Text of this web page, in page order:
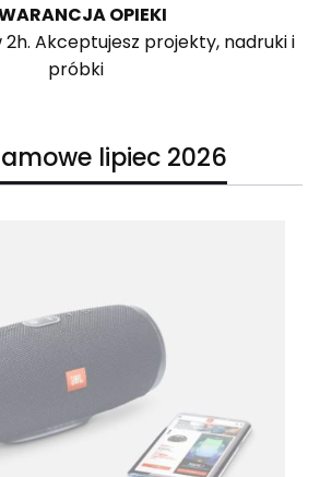
OPIEKI
Akceptujesz projekty, nadruki i
próbki
lipiec 2026